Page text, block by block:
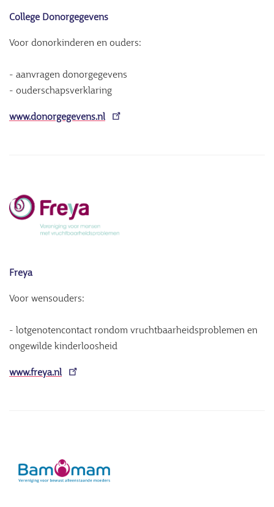
College Donorgegevens
Voor donorkinderen en ouders:
- aanvragen donorgegevens
- ouderschapsverklaring
www.donorgegevens.nl
Freya
Voor wensouders:
- lotgenotencontact rondom vruchtbaarheidsproblemen en
ongewilde kinderloosheid
www.freya.nl